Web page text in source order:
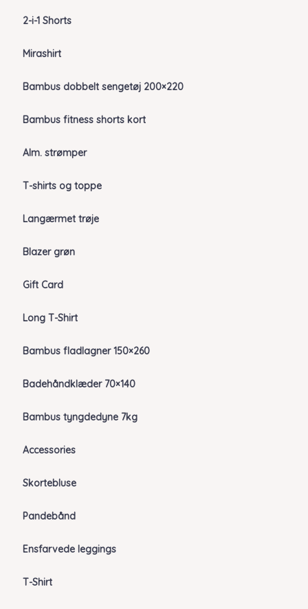
2-i-1 Shorts
Mirashirt
Bambus dobbelt sengetøj 200×220
Bambus fitness shorts kort
Alm. strømper
T-shirts og toppe
Langærmet trøje
Blazer grøn
Gift Card
Long T-Shirt
Bambus fladlagner 150×260
Badehåndklæder 70×140
Bambus tyngdedyne 7kg
Accessories
Skortebluse
Pandebånd
Ensfarvede leggings
T-Shirt